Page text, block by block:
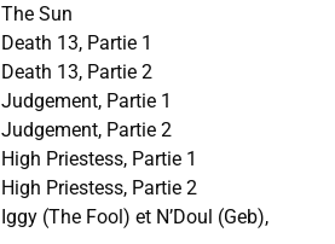
The Sun
Death 13, Partie 1
Death 13, Partie 2
Judgement, Partie 1
Judgement, Partie 2
High Priestess, Partie 1
High Priestess, Partie 2
Iggy (The Fool) et N’Doul (Geb),